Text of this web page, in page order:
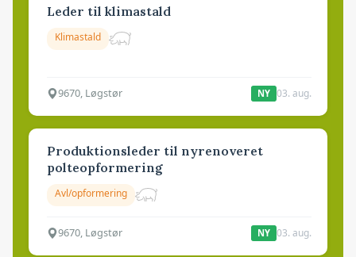
Leder til klimastald
Klimastald
9670, Løgstør NY 03. aug.
Produktionsleder til nyrenoveret
polteopformering
Avl/opformering
9670, Løgstør NY 03. aug.